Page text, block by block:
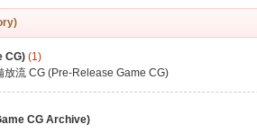
CG)(1)
放流 CG (Pre-Release Game CG)
CG Archive)